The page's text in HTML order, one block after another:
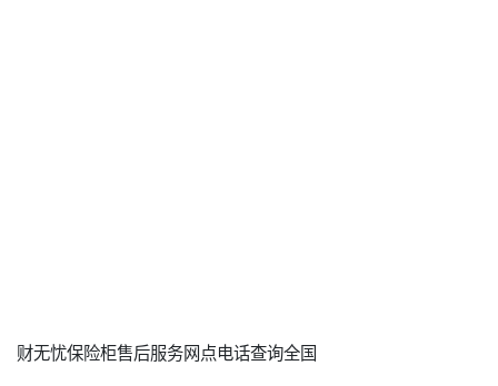
财无忧保险柜售后服务网点电话查询全国